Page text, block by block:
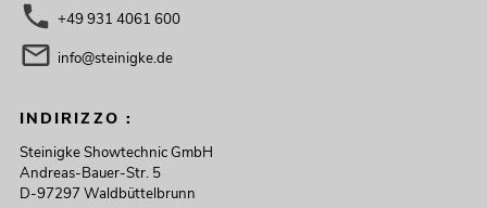
+49 931 4061 600
info@steinigke.de
INDIRIZZO :
Steinigke Showtechnic GmbH
Andreas-Bauer-Str. 5
D-97297 Waldbüttelbrunn